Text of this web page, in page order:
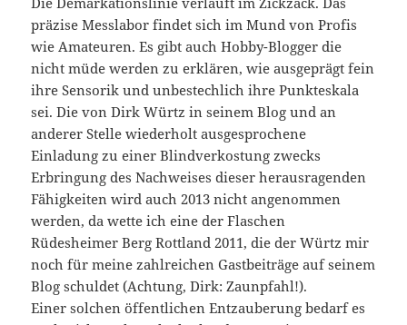
präzise Messlabor findet sich im Mund von Profis
wie Amateuren. Es gibt auch Hobby-Blogger die
nicht müde werden zu erklären, wie ausgeprägt fein
ihre Sensorik und unbestechlich ihre Punkteskala
sei. Die von Dirk Würtz in seinem Blog und an
anderer Stelle wiederholt ausgesprochene
Einladung zu einer Blindverkostung zwecks
Erbringung des Nachweises dieser herausragenden
Fähigkeiten wird auch 2013 nicht angenommen
werden, da wette ich eine der Flaschen
Rüdesheimer Berg Rottland 2011, die der Würtz mir
noch für meine zahlreichen Gastbeiträge auf seinem
Blog schuldet (Achtung, Dirk: Zaunpfahl!).
Einer solchen öffentlichen Entzauberung bedarf es